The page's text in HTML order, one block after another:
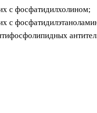
с фосфатидилхолином;
с